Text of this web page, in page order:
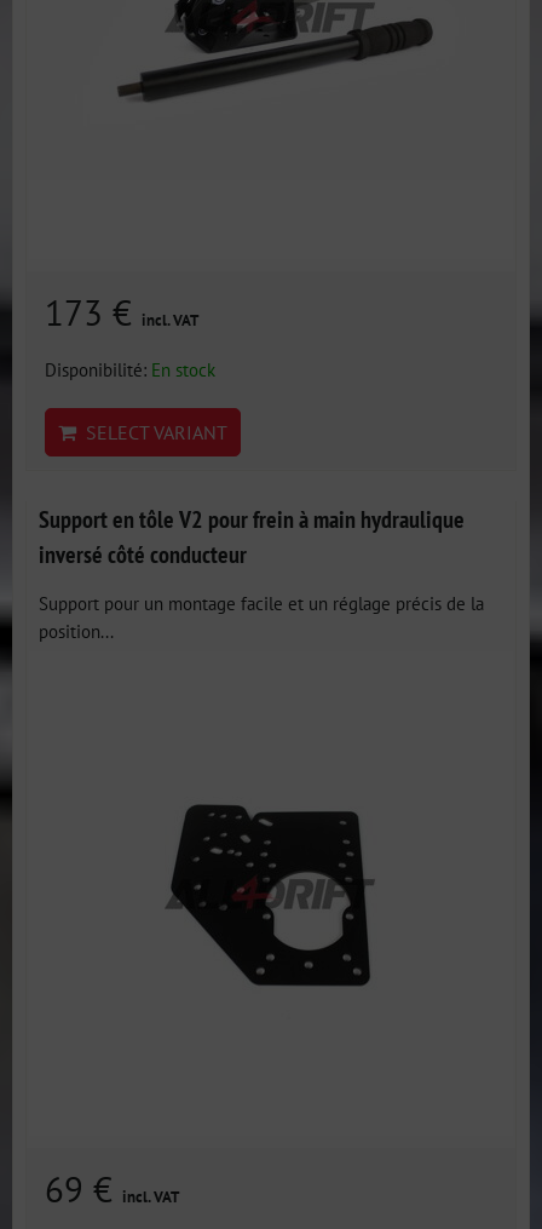
173 € incl. VAT
Disponibilité: En stock
SELECT VARIANT
Support en tôle V2 pour frein à main hydraulique
inversé côté conducteur
Support pour un montage facile et un réglage précis de la
position...
69 € incl. VAT